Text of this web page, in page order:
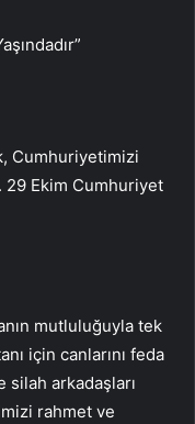
Cumhuriyetimizi
29 Ekim Cumhuriyet
mutluluğuyla tek
için canlarını feda
silah arkadaşları
rahmet ve